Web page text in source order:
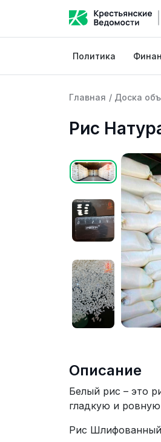
Политика
Главная / Доска
Рис
Описание
Белый рис – это
гладкую и
Рис